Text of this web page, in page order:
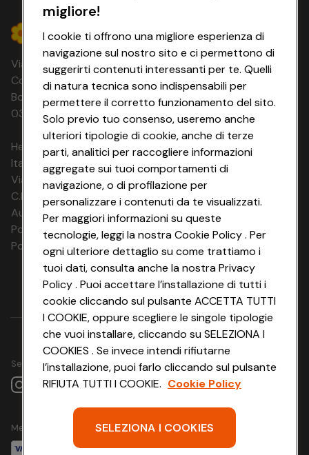
Via Michelino, 59 | 40127 BOLOGNA
Codice Fiscale e Registro Imprese di
Bologna 00865960157 PARTITA IVA
03320960374 CONAD SOC. COOP.
HeyConad Viaggi è un servizio gestito da
Italia Travel Marketing S.r.l.
Via Chiesolina 8 | 37066 Sommacampagna (VR)
C.F. e P.IVA: 03816060234
Aut. Prov Verona n. 4737/10
Polizza Ass. RC n. 177765037
Polizza Ass. Protection n. 6006000083/F
Seguici su
Metodo di pagamento
migliore!
I cookie ti offrono una migliore esperienza di
navigazione sul nostro sito e ci permettono di
suggerirti contenuti interessanti per te. Quelli
di natura tecnica sono indispensabili per
permettere il corretto funzionamento del sito.
Solo previo tuo consenso, useremo anche
ulteriori tipologie di cookie, anche di terze
parti, analitici per raccogliere informazioni
aggregate sui tuoi comportamenti di
navigazione, o di profilazione per
personalizzare i contenuti da te visualizzati.
Per maggiori informazioni su queste
tecnologie, leggi la nostra Cookie Policy . Per
ogni ulteriore dettaglio su come trattiamo i
tuoi dati, consulta anche la nostra Privacy
Policy . Puoi accettare l’installazione di tutti i
cookie cliccando sul pulsante ACCETTA TUTTI
I COOKIE, oppure scegliere le singole tipologie
che vuoi installare, cliccando su SELEZIONA I
COOKIES . Se invece intendi rifiutarne
l’installazione, puoi farlo cliccando sul pulsante
RIFIUTA TUTTI I COOKIE. Cookie Policy
SELEZIONA I COOKIES